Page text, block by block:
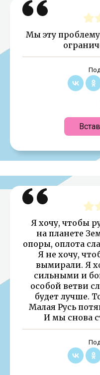
Мы эту
Я хочу, чтобы
на планете
опоры, оплота
Я не хочу,
вымирали. Я
сильными и
особой ветви
будет лучше.
Малая Русь
И мы снова